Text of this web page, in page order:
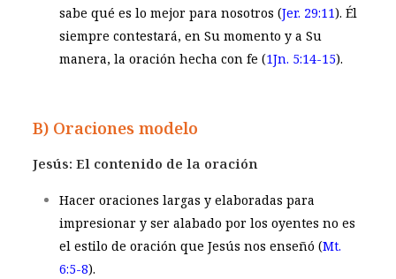
sabe qué es lo mejor para nosotros (Jer. 29:11). Él
siempre contestará, en Su momento y a Su
manera, la oración hecha con fe (1Jn. 5:14-15).
B) Oraciones modelo
Jesús: El contenido de la oración
Hacer oraciones largas y elaboradas para
impresionar y ser alabado por los oyentes no es
el estilo de oración que Jesús nos enseñó (Mt.
6:5-8).